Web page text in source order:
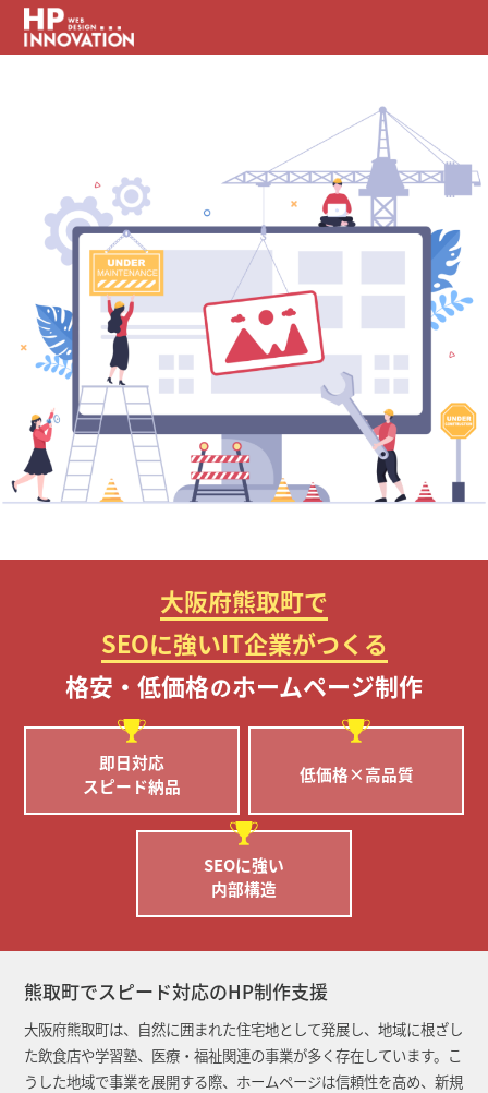
大阪府熊取町で
SEOに強いIT企業がつくる
格安・低価格のホームページ制作
即日対応
スピード納品
低価格×高品質
SEOに強い
内部構造
熊取町でスピード対応のHP制作支援
大阪府熊取町は、自然に囲まれた住宅地として発展し、地域に根ざし
た飲食店や学習塾、医療・福祉関連の事業が多く存在しています。こ
うした地域で事業を展開する際、ホームページは信頼性を高め、新規